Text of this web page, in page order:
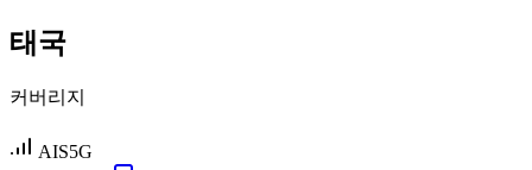
태국
커버리지
AIS5G